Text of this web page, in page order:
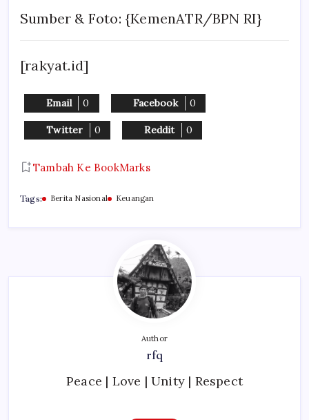
Sumber & Foto: {KemenATR/BPN RI}
[rakyat.id]
Email 0 Facebook 0
Twitter 0 Reddit 0
Tambah Ke BookMarks
Tags: Berita Nasional Keuangan
Author
rfq
Peace | Love | Unity | Respect